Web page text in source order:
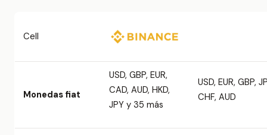
Cell
Monedas fiat
USD, GBP, EUR,
CAD, AUD, HKD,
JPY y 35 más
USD, EUR, GBP,
CHF, AUD